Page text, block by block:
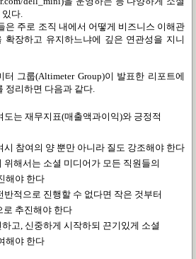
있다.
은 주로 조직 내에서 어떻게 비즈니스 이해관
확장하고 유지하느냐에 깊은 연관성을 지니
터 그룹(Altimeter Group)이 발표한 리포트에
정리하면 다음과 같다
도는 재무지표(매출액과이익)와 긍정적
시 참여의 양 뿐만 아니라 질도 강조해야 한다
위해서는 소셜 미디어가 모든 직원들의
해야 한다
반적으로 진행할 수 없다면 작은 것부터
로 추진해야 한다
고 신중하게 시작하되 끈기있게 소셜
해야 한다